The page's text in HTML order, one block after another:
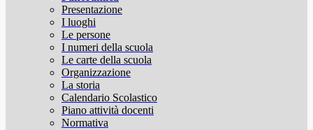
Presentazione
I luoghi
Le persone
I numeri della scuola
Le carte della scuola
Organizzazione
La storia
Calendario Scolastico
Piano attività docenti
Normativa